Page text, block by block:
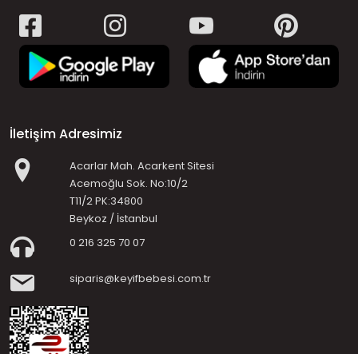
İletişim Adresimiz
Acarlar Mah. Acarkent Sitesi
Acemoğlu Sok. No:10/2
T11/2 PK:34800
Beykoz / İstanbul
0 216 325 70 07
siparis@keyifbebesi.com.tr